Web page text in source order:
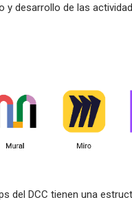
y desarrollo de las
del DCC tienen una